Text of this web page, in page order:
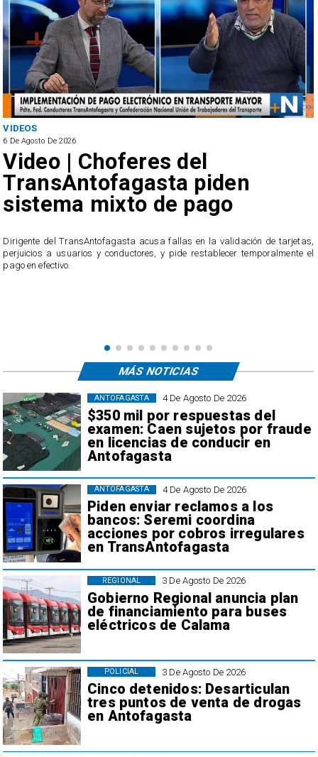
VIDEOS
6 De Agosto De 2026
Video | Choferes del
TransAntofagasta piden
sistema mixto de pago
​Dirigente del TransAntofagasta acusa fallas en la validación de tarjetas,
perjuicios a usuarios y conductores, y pide restablecer temporalmente el
pago en efectivo.
4 De Agosto De 2026
$350 mil por respuestas del
examen: Caen sujetos por fraude
en licencias de conducir en
Antofagasta
ANTOFAGASTA
4 De Agosto De 2026
Piden enviar reclamos a los
bancos: Seremi coordina
acciones por cobros irregulares
en TransAntofagasta
ANTOFAGASTA
3 De Agosto De 2026
Gobierno Regional anuncia plan
de financiamiento para buses
eléctricos de Calama
REGIONAL
3 De Agosto De 2026
Cinco detenidos: Desarticulan
tres puntos de venta de drogas
en Antofagasta
POLICIAL
MÁS NOTICIAS